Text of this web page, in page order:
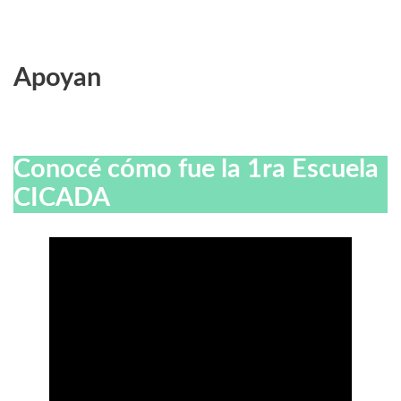
Apoyan
Conocé cómo fue la 1ra Escuela
CICADA